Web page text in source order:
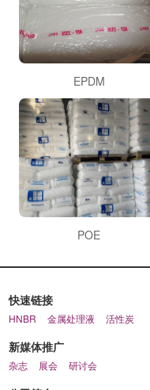
EPDM
POE
快速链接
HNBR 金属处理液 活性炭
新媒体推广
杂志 展会 研讨会